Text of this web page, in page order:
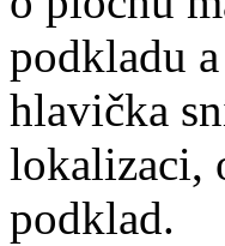
podkladu
hlavička
lokalizaci,
podklad.